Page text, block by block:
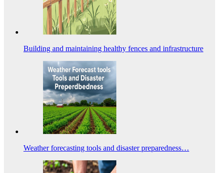
Building and maintaining healthy fences and infrastructure
Weather forecasting tools and disaster preparedness…